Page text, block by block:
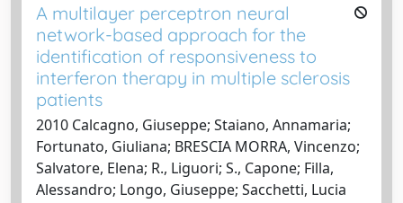
A multilayer perceptron neural
network-based approach for the
identification of responsiveness to
interferon therapy in multiple sclerosis
patients
2010 Calcagno, Giuseppe; Staiano, Annamaria;
Fortunato, Giuliana; BRESCIA MORRA, Vincenzo;
Salvatore, Elena; R., Liguori; S., Capone; Filla,
Alessandro; Longo, Giuseppe; Sacchetti, Lucia